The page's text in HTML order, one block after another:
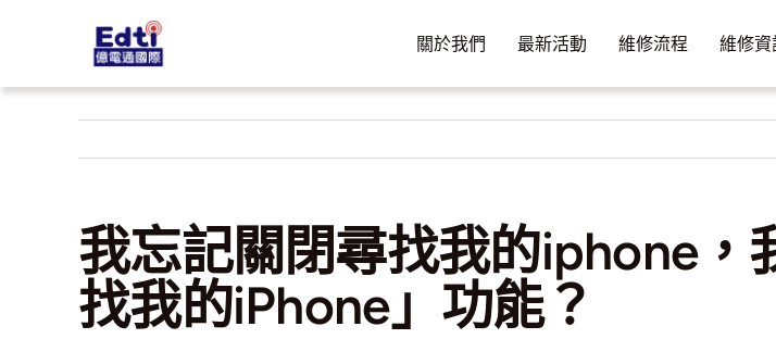
關於我們 最新活動 維修流程 維修資
我忘記關閉尋找我的iphone，
找我的iPhone」功能？